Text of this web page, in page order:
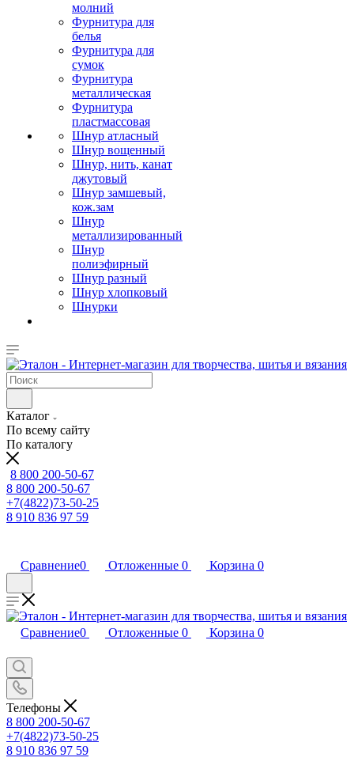
молний
Фурнитура для
белья
Фурнитура для
сумок
Фурнитура
металлическая
Фурнитура
пластмассовая
Шнур атласный
Шнур вощенный
Шнур, нить, канат
джутовый
Шнур замшевый,
кож.зам
Шнур
металлизированный
Шнур
полиэфирный
Шнур разный
Шнур хлопковый
Шнурки
Каталог
По всему сайту
По каталогу
8 800 200-50-67
8 800 200-50-67
+7(4822)73-50-25
8 910 836 97 59
Сравнение0 Отложенные 0 Корзина 0
Сравнение0 Отложенные 0 Корзина 0
Телефоны
8 800 200-50-67
+7(4822)73-50-25
8 910 836 97 59